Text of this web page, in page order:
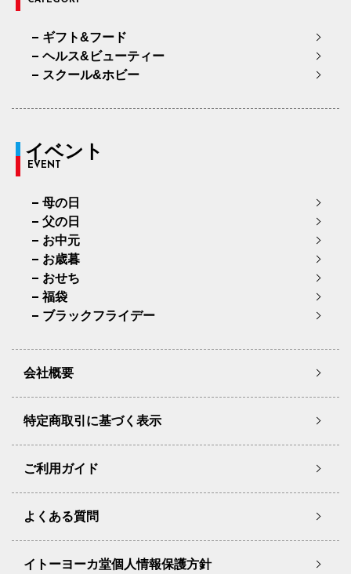
ギフト&フード
ヘルス&ビューティー
スクール&ホビー
イベント
EVENT
母の日
父の日
お中元
お歳暮
おせち
福袋
ブラックフライデー
会社概要
特定商取引に基づく表示
ご利用ガイド
よくある質問
イトーヨーカ堂個人情報保護方針